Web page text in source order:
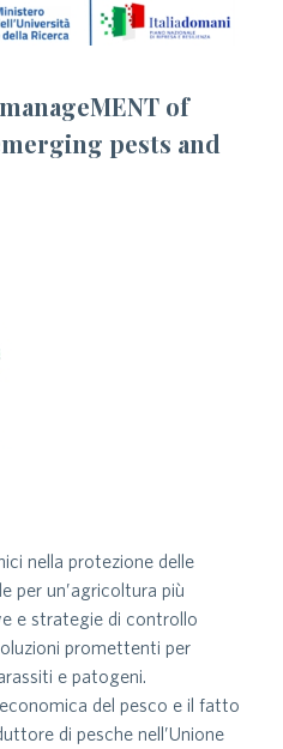
of
pests and
nella protezione delle
per un’agricoltura più
e strategie di controllo
promettenti per
e patogeni.
del pesco e il fatto
di pesche nell’Unione